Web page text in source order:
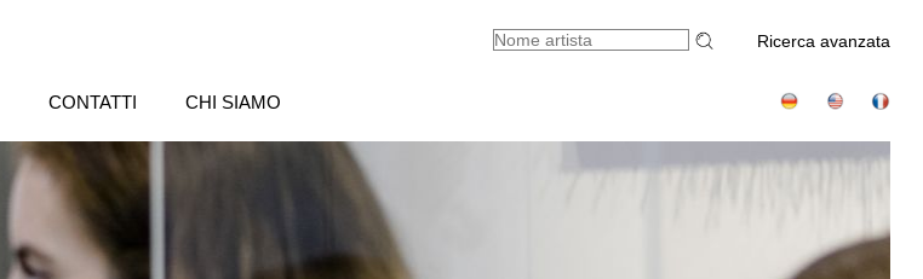
Ricerca avanzata
CONTATTI CHI SIAMO